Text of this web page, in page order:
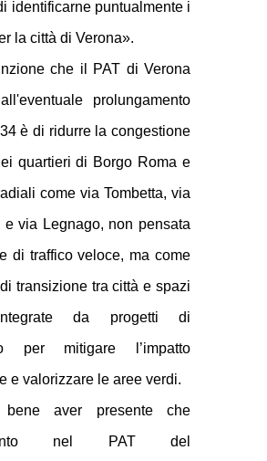
identificarne puntualmente i
la città di Verona».
che il PAT di Verona
prolungamento
è di ridurre la congestione
quartieri di Borgo Roma e
come via Tombetta, via
e via Legnago, non pensata
di traffico veloce, ma come
transizione tra città e spazi
da progetti di
per mitigare l’impatto
e valorizzare le aree verdi.
aver presente che
nel PAT del